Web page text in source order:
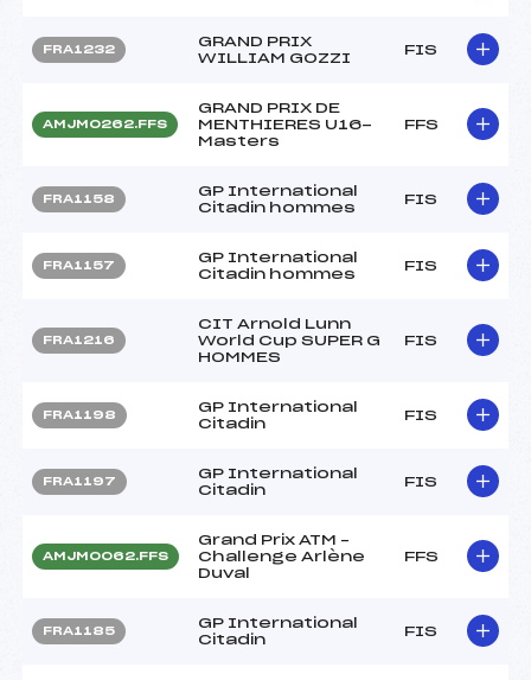
FRA1232
GRAND PRIX
WILLIAM GOZZI
FIS
AMJM0262.FFS
GRAND PRIX DE
MENTHIERES U16-
Masters
FFS
FRA1158
GP International
Citadin hommes
FIS
FRA1157
GP International
Citadin hommes
FIS
FRA1216
CIT Arnold Lunn
World Cup SUPER G
HOMMES
FIS
FRA1198
GP International
Citadin
FIS
FRA1197
GP International
Citadin
FIS
AMJM0062.FFS
Grand Prix ATM –
Challenge Arlène
Duval
FFS
FRA1185
GP International
Citadin
FIS